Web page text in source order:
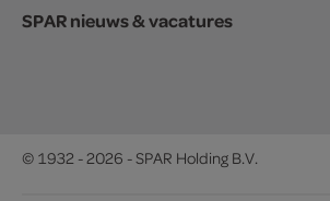
SPAR nieuws & vacatures
© 1932 - 2026 - SPAR Holding B.V.